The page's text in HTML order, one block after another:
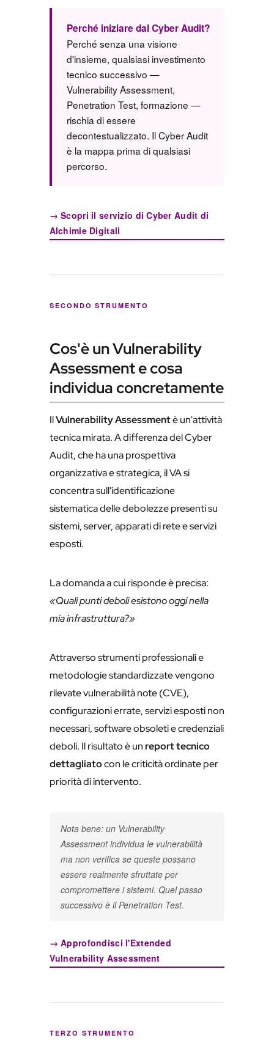
Perché iniziare dal Cyber Audit?
Perché senza una visione
d'insieme, qualsiasi investimento
tecnico successivo —
Vulnerability Assessment,
Penetration Test, formazione —
rischia di essere
decontestualizzato. Il Cyber Audit
è la mappa prima di qualsiasi
percorso.
→ Scopri il servizio di Cyber Audit di
Alchimie Digitali
SECONDO STRUMENTO
Cos'è un Vulnerability
Assessment e cosa
individua concretamente
IlVulnerability Assessmentè un'attività
tecnica mirata. A differenza del Cyber
Audit, che ha una prospettiva
organizzativa e strategica, il VA si
concentra sull'identificazione
sistematica delle debolezze presenti su
sistemi, server, apparati di rete e servizi
esposti.
La domanda a cui risponde è precisa:
«Quali punti deboli esistono oggi nella
mia infrastruttura?»
Attraverso strumenti professionali e
metodologie standardizzate vengono
rilevate vulnerabilità note (CVE),
configurazioni errate, servizi esposti non
necessari, software obsoleti e credenziali
deboli. Il risultato è un report tecnico
dettagliatocon le criticità ordinate per
priorità di intervento.
Nota bene: un Vulnerability
Assessment individua le vulnerabilità
ma non verifica se queste possano
essere realmente sfruttate per
compromettere i sistemi. Quel passo
successivo è il Penetration Test.
→ Approfondisci l'Extended
Vulnerability Assessment
TERZO STRUMENTO